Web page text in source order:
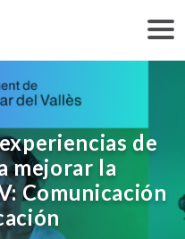
de
mejorar la
Comunicación